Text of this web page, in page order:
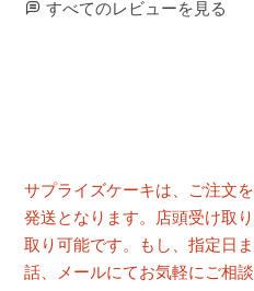
すべてのレビューを見る
サプライズケーキは、ご注文
発送となります。店頭受け取
取り可能です。もし、指定日
話、メールにてお気軽にご相談